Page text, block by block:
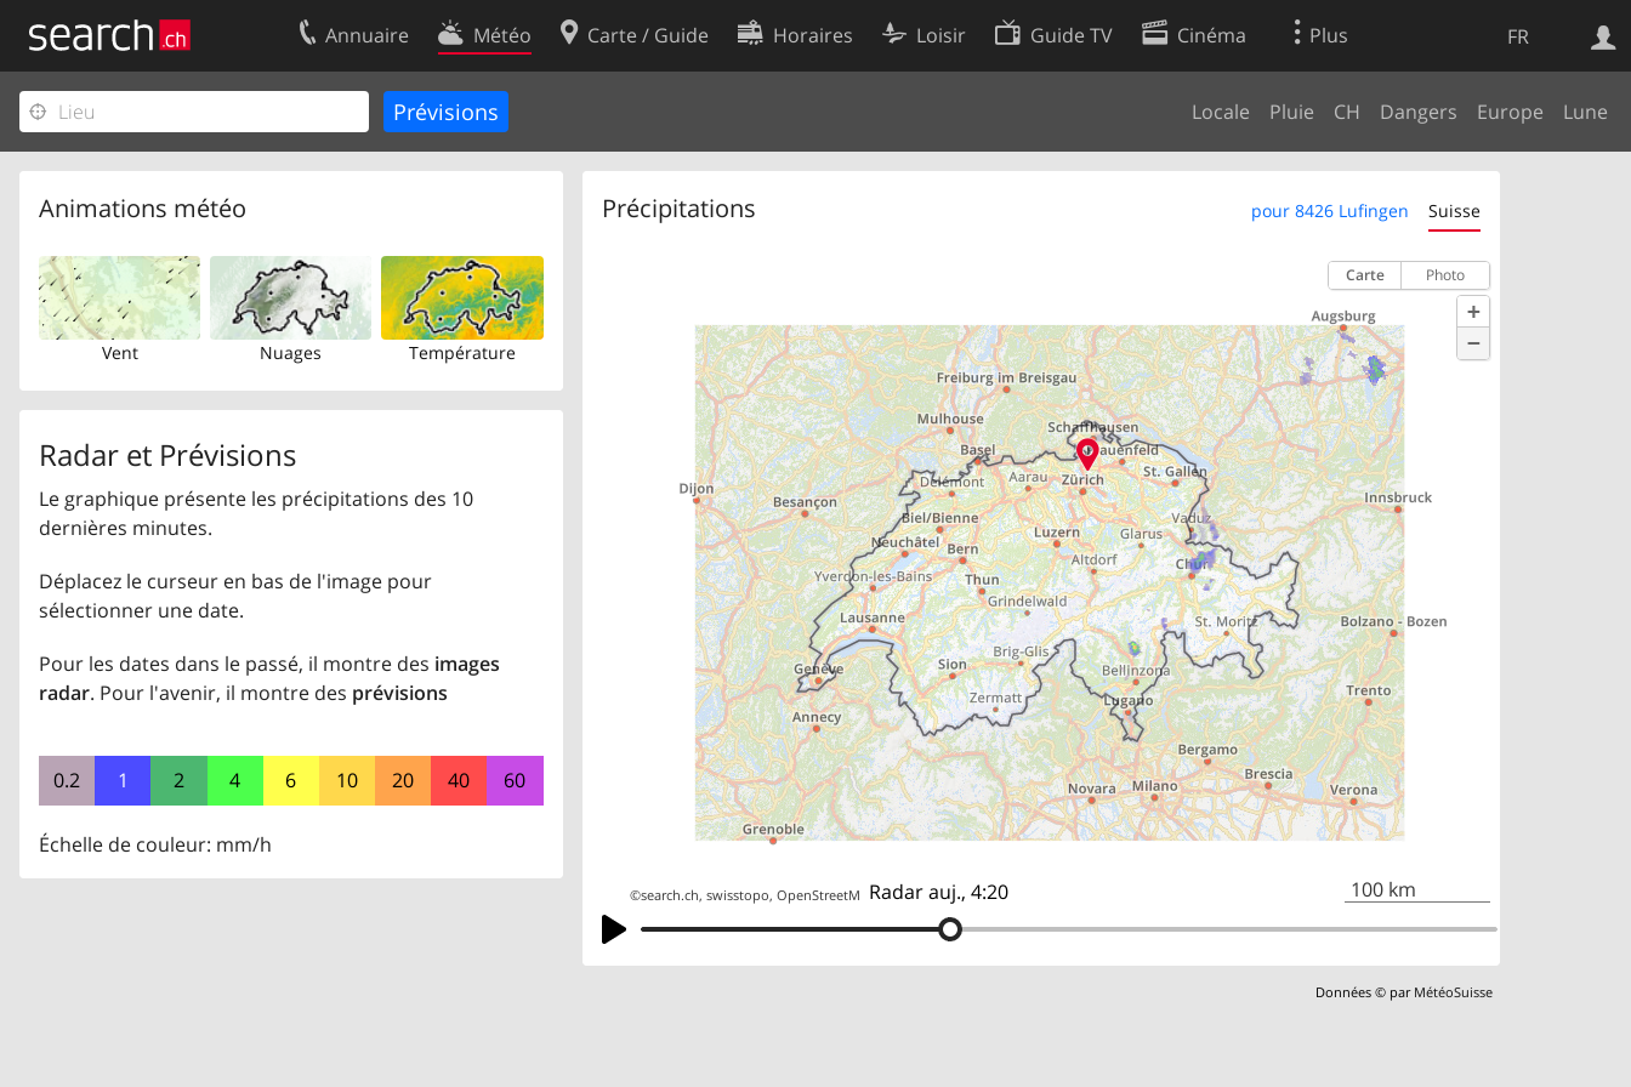
FR
Annuaire Météo Carte / Guide Horaires Loisir Guide TV Cinéma Plus
Locale Pluie CH Dangers Europe Lune
Animations météo
Vent Nuages Température
Radar et Prévisions
Le graphique présente les précipitations des 10
dernières minutes.
Déplacez le curseur en bas de l'image pour
sélectionner une date.
Pour les dates dans le passé, il montre des images
radar. Pour l'avenir, il montre des prévisions
0.2 1 2 4 6 10 20 40 60
Échelle de couleur: mm/h
Précipitations pour 8426 Lufingen Suisse
Radar auj., 4:20
Carte Photo
+
−
©search.ch,swisstopo,OpenStreetMap,others 100 km
Données © par MétéoSuisse
Web
Votre inscription
Centre clients
Contact
Conditions d’utilisation
Préférences de cookies